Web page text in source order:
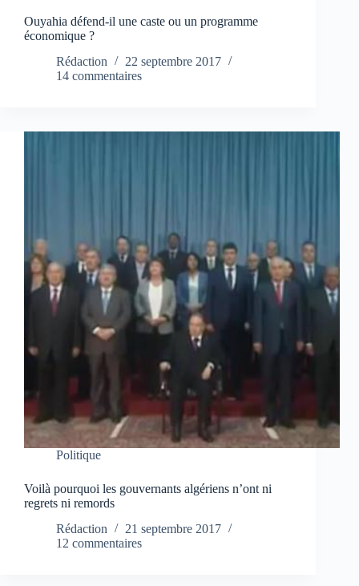
Ouyahia défend-il une caste ou un programme
économique ?
Rédaction
22 septembre 2017
14 commentaires
Politique
Voilà pourquoi les gouvernants algériens n’ont ni
regrets ni remords
Rédaction
21 septembre 2017
12 commentaires